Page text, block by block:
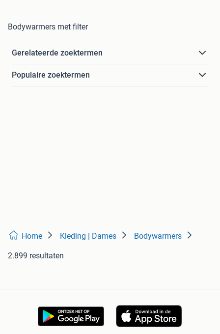
Bodywarmers met filter
Gerelateerde zoektermen
Populaire zoektermen
Home Kleding | Dames Bodywarmers
2.899 resultaten